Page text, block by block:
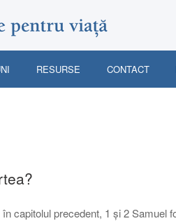
RESURSE CONTACT
capitolul precedent, 1 și 2 Samuel